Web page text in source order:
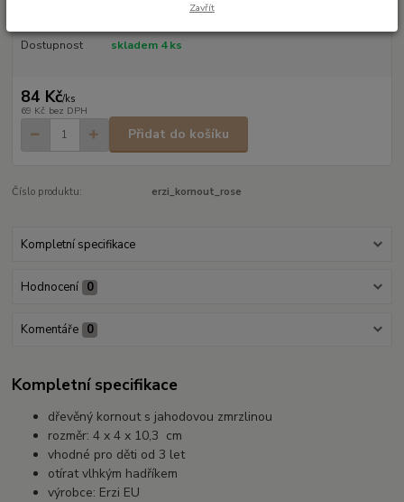
Dostupnost skladem 4 ks
84 Kč/ks
69 Kč bez DPH
Přidat do košíku
Číslo produktu: erzi_kornout_rose
Kompletní specifikace
Hodnocení 0
Komentáře 0
Kompletní specifikace
dřevěný kornout s jahodovou zmrzlinou
rozměr: 4 x 4 x 10,3 cm
vhodné pro děti od 3 let
otírat vlhkým hadříkem
výrobce: Erzi EU
Zavřít